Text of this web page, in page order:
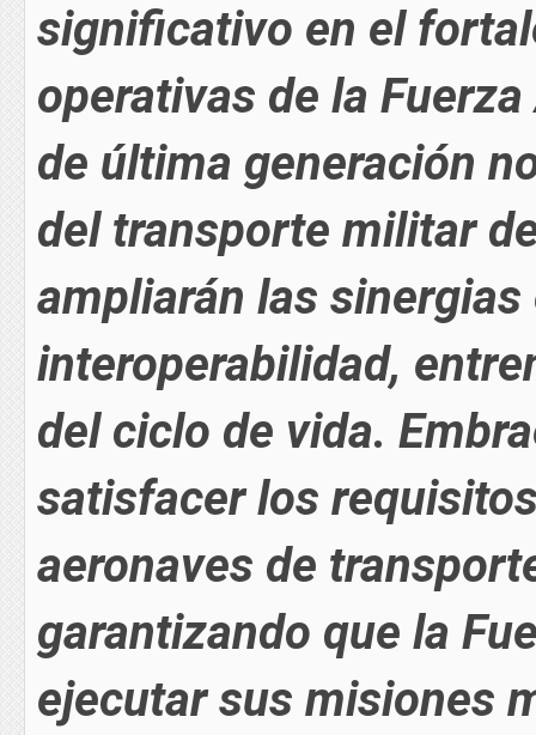
significativo en el
operativas de la
de última generación
del transporte militar
ampliarán las
interoperabilidad,
del ciclo de vida.
satisfacer los
aeronaves de
garantizando que la
ejecutar sus misiones